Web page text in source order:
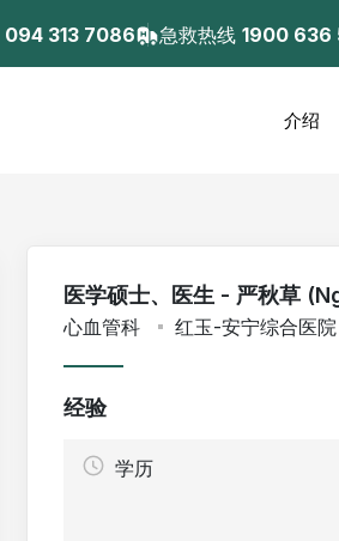
094 313 7086 急救热线1900 636
介绍
医学硕士、医生 - 严秋草
心血管科 红玉-安宁综合医院
经验
学历